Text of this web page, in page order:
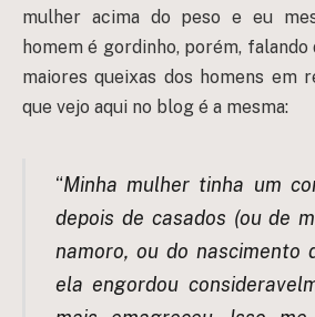
mulher acima do peso e eu
homem é gordinho, porém, falando
maiores queixas dos homens em
que vejo aqui no blog é a mesma:
“Minha mulher tinha um
depois de casados (ou de
namoro, ou do nascimento
ela engordou